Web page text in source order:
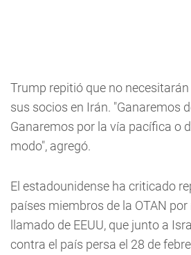
Trump repitió que no
sus socios en Irán. "Ganaremos
Ganaremos por la vía pacífica o
modo", agregó.
El estadounidense ha criticado
países miembros de la OTAN por
llamado de EEUU, que junto a
contra el país persa el 28 de